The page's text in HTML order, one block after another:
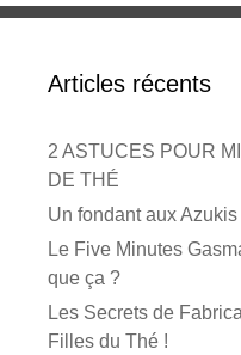
Articles récents
2 ASTUCES POUR
DE THÉ
Un fondant aux
Le Five Minutes
que ça ?
Les Secrets de
Filles du Thé !